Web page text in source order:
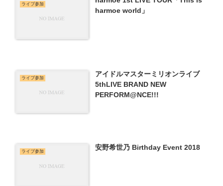
ライブ参加
harmoe world」
ライブ参加
アイドルマスターミリオンライブ
5thLIVE BRAND NEW
PERFORM@NCE!!!
ライブ参加 安野希世乃 Birthday Event 2018